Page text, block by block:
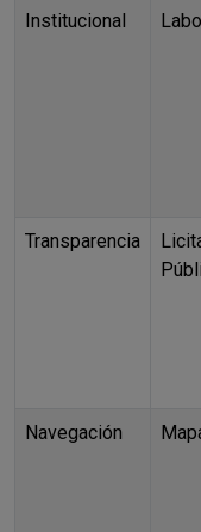
Institucional
Transparencia
Navegación